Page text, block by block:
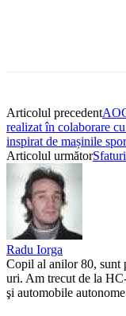
Articolul precedent
realizat în colaborare
inspirat de mașinile
Articolul următor
Radu Iorga
Copil al anilor 80, sunt
uri. Am trecut de la
şi automobile